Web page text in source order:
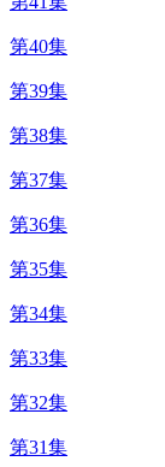
第40集
第39集
第38集
第37集
第36集
第35集
第34集
第33集
第32集
第31集